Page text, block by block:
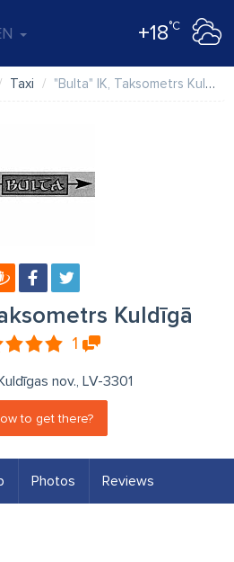
+18°C
Taxi "Bulta" IK, Taksometrs Kuldīgā
Kuldīgā
1
nov., LV-3301
to get there?
Photos Reviews